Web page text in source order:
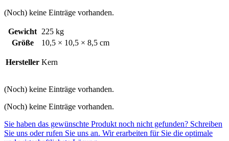
(Noch) keine Einträge vorhanden.
Gewicht 225 kg
Größe
10,5 × 10,5 × 8,5 cm
Hersteller Kern
(Noch) keine Einträge vorhanden.
(Noch) keine Einträge vorhanden.
Sie haben das gewünschte Produkt noch nicht gefunden? Schreiben
Sie uns oder rufen Sie uns an. Wir erarbeiten für Sie die optimale